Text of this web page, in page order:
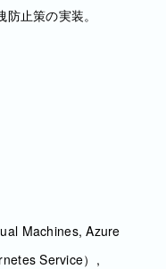
止策の実装。
Machines, Azure
Service）,